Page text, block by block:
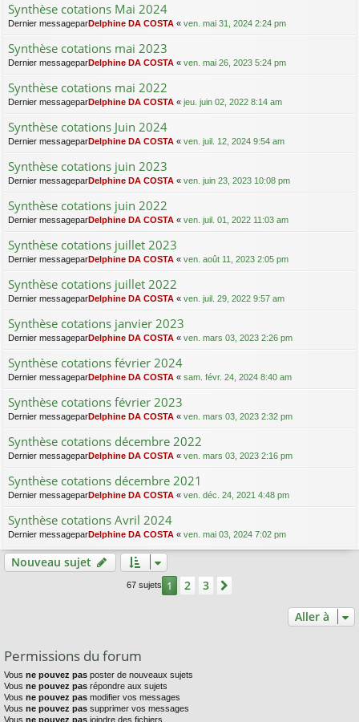
Synthèse cotations Mai 2024
Dernier messageparDelphine DA COSTA « ven. mai 31, 2024 2:24 pm
Synthèse cotations mai 2023
Dernier messageparDelphine DA COSTA « ven. mai 26, 2023 5:24 pm
Synthèse cotations mai 2022
Dernier messageparDelphine DA COSTA « jeu. juin 02, 2022 8:14 am
Synthèse cotations Juin 2024
Dernier messageparDelphine DA COSTA « ven. juil. 12, 2024 9:54 am
Synthèse cotations juin 2023
Dernier messageparDelphine DA COSTA « ven. juin 23, 2023 10:08 pm
Synthèse cotations juin 2022
Dernier messageparDelphine DA COSTA « ven. juil. 01, 2022 11:03 am
Synthèse cotations juillet 2023
Dernier messageparDelphine DA COSTA « ven. août 11, 2023 2:05 pm
Synthèse cotations juillet 2022
Dernier messageparDelphine DA COSTA « ven. juil. 29, 2022 9:57 am
Synthèse cotations janvier 2023
Dernier messageparDelphine DA COSTA « ven. mars 03, 2023 2:26 pm
Synthèse cotations février 2024
Dernier messageparDelphine DA COSTA « sam. févr. 24, 2024 8:40 am
Synthèse cotations février 2023
Dernier messageparDelphine DA COSTA « ven. mars 03, 2023 2:32 pm
Synthèse cotations décembre 2022
Dernier messageparDelphine DA COSTA « ven. mars 03, 2023 2:16 pm
Synthèse cotations décembre 2021
Dernier messageparDelphine DA COSTA « ven. déc. 24, 2021 4:48 pm
Synthèse cotations Avril 2024
Dernier messageparDelphine DA COSTA « ven. mai 03, 2024 7:02 pm
Nouveau sujet
67 sujets 1 2 3
Aller à
Permissions du forum
Vous ne pouvez pas poster de nouveaux sujets
Vous ne pouvez pas répondre aux sujets
Vous ne pouvez pas modifier vos messages
Vous ne pouvez pas supprimer vos messages
Vous ne pouvez pas joindre des fichiers